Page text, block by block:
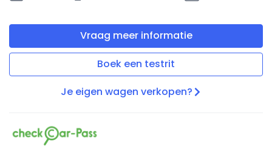
Vraag meer informatie
Boek een testrit
Je eigen wagen verkopen?